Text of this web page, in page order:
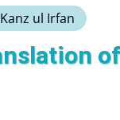
Kanz ul Irfan